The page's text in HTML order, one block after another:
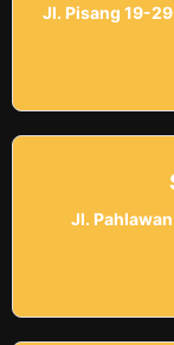
Jl. Pisang 19-
Jl.